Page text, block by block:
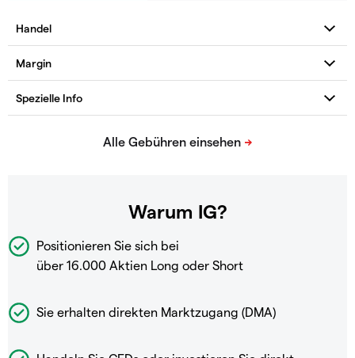
Warum IG?
Positionieren Sie sich bei
über 16.000 Aktien Long oder Short
Sie erhalten direkten Marktzugang (DMA)